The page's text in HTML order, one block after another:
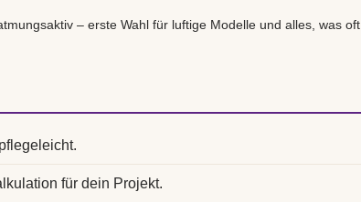
– erste Wahl für luftige Modelle und alles, was oft
für dein Projekt.